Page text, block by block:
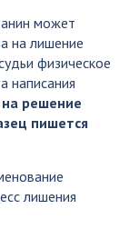
может
на лишение
физическое
написания
решение
пишется
лишения